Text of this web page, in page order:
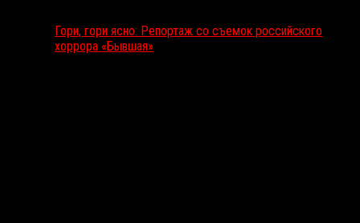
Гори, гори ясно: Репортаж со съемок российского
хоррора «Бывшая»